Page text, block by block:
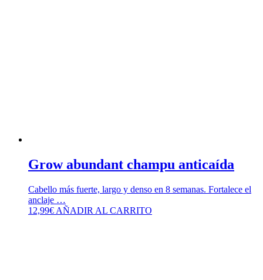
Grow abundant champu anticaída
Cabello más fuerte, largo y denso en 8 semanas. Fortalece el
anclaje …
12,99€ AÑADIR AL CARRITO